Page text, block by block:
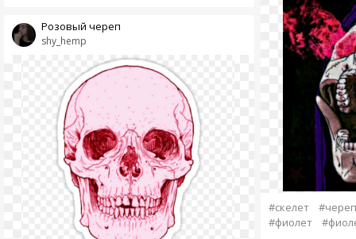
shy_hemp
Розовый череп
#скелет
#череп
#фиолет